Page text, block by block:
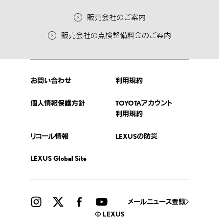
販売会社のご案内
販売会社の点検整備料金のご案内
お問い合わせ 利用規約
個人情報保護方針
TOYOTAアカウント
利用規約
リコール情報 LEXUSの防災
LEXUS Global Site
メールニュース登録
© LEXUS